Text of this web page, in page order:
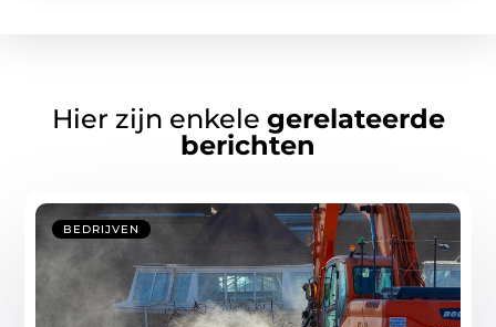
Hier zijn enkele gerelateerde
berichten
BEDRIJVEN